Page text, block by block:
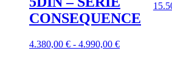
CONSEQUENCE
4.380,00 € - 4.990,00 €Fascia
Questo